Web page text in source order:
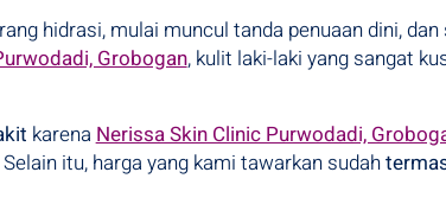
hidrasi, mulai muncul tanda penuaan dini,
Grobogan, kulit laki-laki yang sangat
karenaNerissa Skin Clinic Purwodadi,
itu, harga yang kami tawarkan sudah